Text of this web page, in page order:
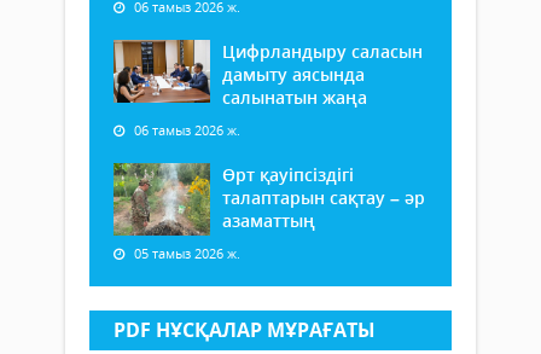
06 тамыз 2026 ж.
Цифрландыру саласын
дамыту аясында
салынатын жаңа
06 тамыз 2026 ж.
Өрт қауіпсіздігі
талаптарын сақтау – әр
азаматтың
05 тамыз 2026 ж.
PDF НҰСҚАЛАР МҰРАҒАТЫ